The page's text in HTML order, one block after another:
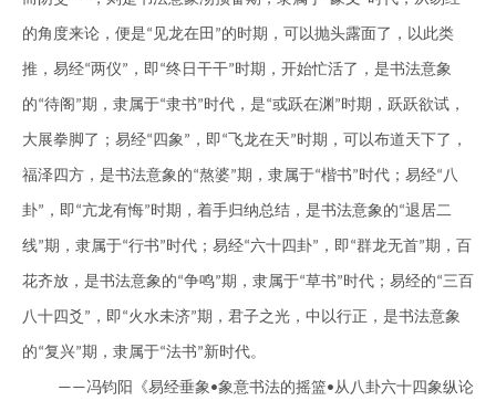
的角度来论，便是“ 见龙在田 ”的时期，可以抛头露面了，以此类
推，易经“两仪” ，即“终日 干干” 时期，开始忙活了，是书法意象
的“待阁 ”期，隶属于“隶书” 时代，是“或跃在渊 ” 时期，跃跃欲试，
大展拳脚了；易经“ 四象 ” ，即“ 飞龙在天” 时期，可以布道天下了，
福泽四方，是书法意象的“熬婆”期，隶属于“楷书” 时代；易经“ 八
卦” ，即“亢龙有悔” 时期，着手归纳总结，是书法意象的“退 居二
线”期，隶属于“行书” 时代；易经“六十四卦” ，即“群龙无首”期，百
花齐放，是书法意象的“争鸣”期，隶属于“草书” 时代；易经的“三百
八十四爻 ” ，即“火水未济”期，君子之光，中以行正，是书法意象
的“复 兴”期，隶属于“法书”新时代。
——冯钧阳《易经垂象 •象意书法的摇篮• 从八卦六十四象纵论